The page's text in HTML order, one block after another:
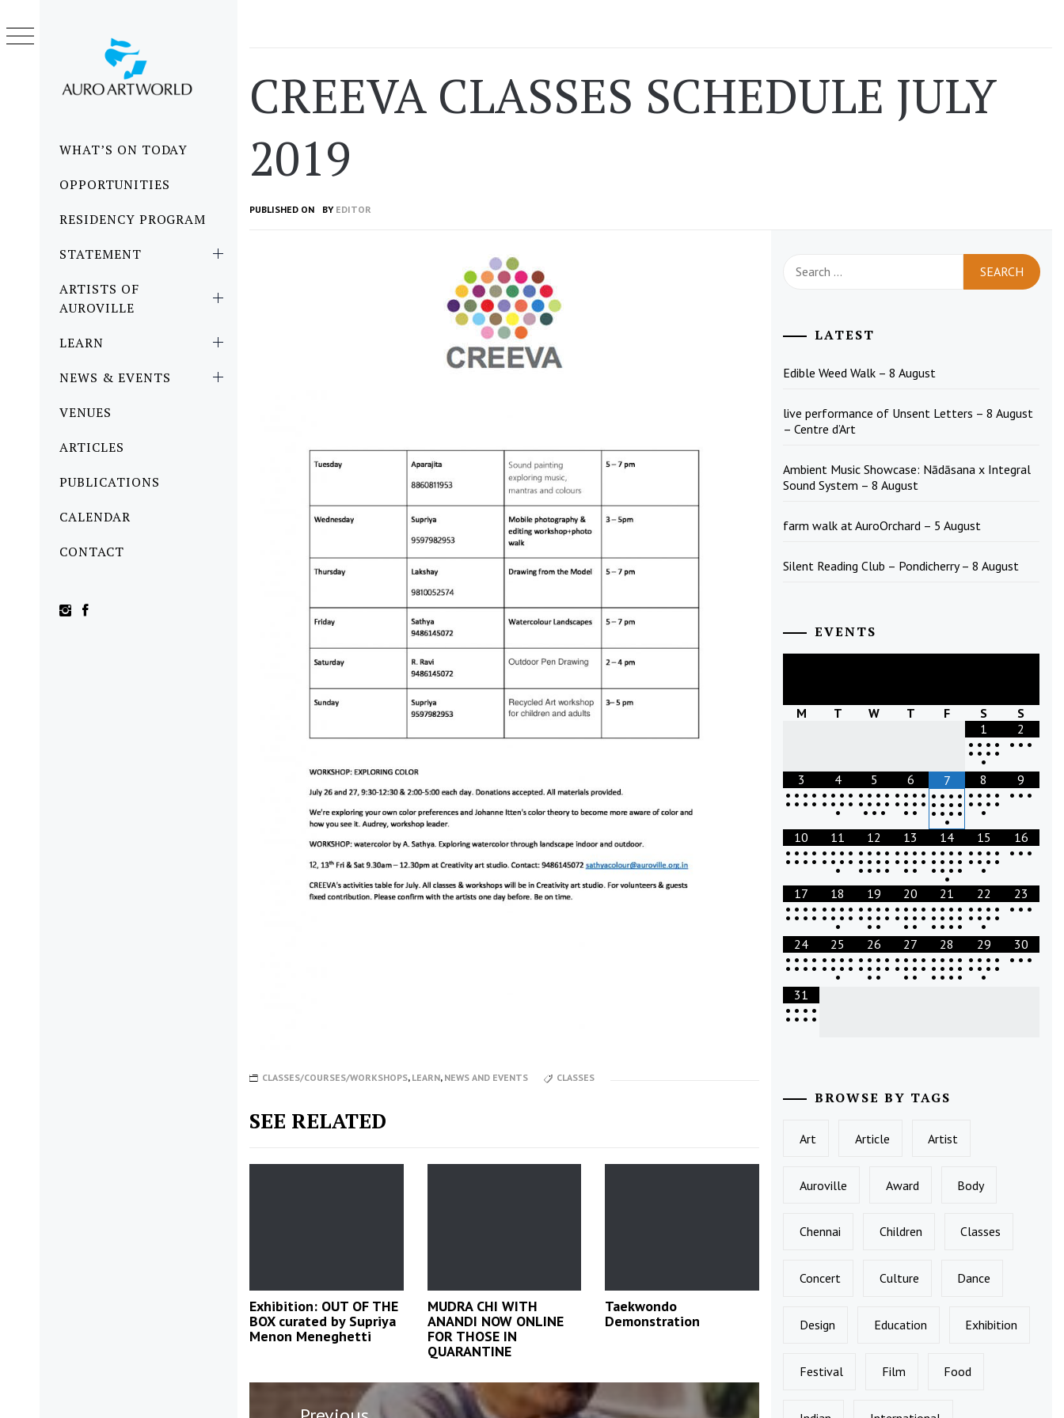
MenuWHAT’S ON TODAY
OPPORTUNITIES
RESIDENCY PROGRAM
STATEMENT
ARTISTS OF
AUROVILLE
LEARN
NEWS & EVENTS
VENUES
ARTICLES
PUBLICATIONS
CALENDAR
CONTACT
content
CREEVA CLASSES SCHEDULE JULY
2019
PUBLISHED ON BY EDITOR
CLASSES/COURSES/WORKSHOPS, LEARN, NEWS AND EVENTS CLASSES
SEE RELATED
Exhibition: OUT OF THE
BOX curated by Supriya
Menon Meneghetti
MUDRA CHI WITH
ANANDI NOW ONLINE
FOR THOSE IN
QUARANTINE
Taekwondo
Demonstration
for:
LATEST
Edible Weed Walk – 8 August
live performance of Unsent Letters – 8 August
– Centre d’Art
Ambient Music Showcase: Nādāsana x Integral
Sound System – 8 August
farm walk at AuroOrchard – 5 August
Silent Reading Club – Pondicherry – 8 August
EVENTS
M T W T F S
S
1
• • • •
• • • •
•
2
• • •
3
• • • •
• • • •
4
• • • •
• • • •
•
5
• • • •
• • • •
• • •
6
• • • •
• • • •
• •
7
• • • •
• • • •
• • • •
•
8
• • • •
• • • •
•
9
• • •
10
• • • •
• • • •
11
• • • •
• • • •
•
12
• • • •
• • • •
• • • •
13
• • • •
• • • •
• •
14
• • • •
• • • •
• • • •
•
15
• • • •
• • • •
•
16
• • •
17
• • • •
• • • •
18
• • • •
• • • •
•
19
• • • •
• • • •
• •
20
• • • •
• • • •
• •
21
• • • •
• • • •
• • • •
22
• • • •
• • • •
•
23
• • •
24
• • • •
• • • •
25
• • • •
• • • •
•
26
• • • •
• • • •
• •
27
• • • •
• • • •
• •
28
• • • •
• • • •
• • • •
29
• • • •
• • • •
•
30
• • •
31
• • • •
• • • •
BROWSE BY TAGS
Art Article Artist
Auroville Award Body
Chennai Children Classes
Concert Culture Dance
Design Education Exhibition
Festival Film Food